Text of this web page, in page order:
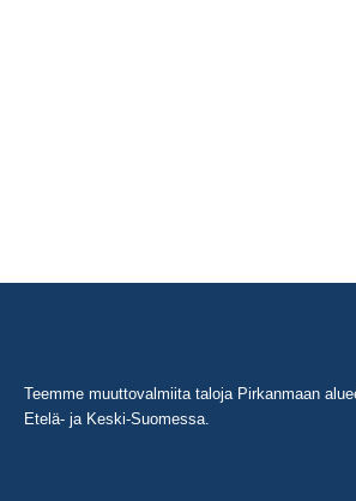
Teemme muuttovalmiita taloja Pirkanmaan
Etelä- ja Keski-Suomessa.